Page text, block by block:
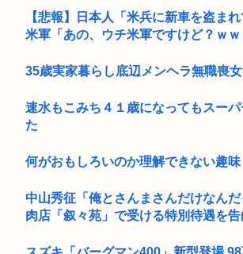
【悲報】日本人「米兵に新車を盗まれ
米軍「あの、ウチ米軍ですけど？ｗｗ
35歳実家暮らし底辺メンヘラ無職喪女
速水もこみち４１歳になってもスー
た
何がおもしろいのか理解できない趣
中山秀征「俺とさんまさんだけなん
肉店「叙々苑」で受ける特別待遇を告